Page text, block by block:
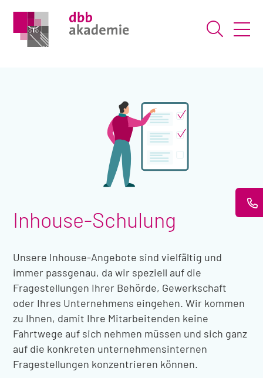
Suche
Inhouse-Schulung
Unsere Inhouse-Angebote sind vielfältig und
immer passgenau, da wir speziell auf die
Fragestellungen Ihrer Behörde, Gewerkschaft
oder Ihres Unternehmens eingehen. Wir kommen
zu Ihnen, damit Ihre Mitarbeitenden keine
Fahrtwege auf sich nehmen müssen und sich ganz
auf die konkreten unternehmensinternen
Fragestellungen konzentrieren können.